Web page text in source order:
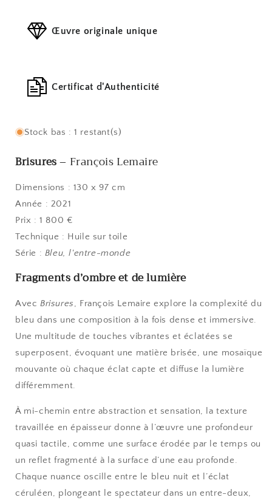
Œuvre originale unique
Certificat d'Authenticité
Stock bas : 1 restant(s)
Brisures– François Lemaire
Dimensions : 130 x 97 cm
Année : 2021
Prix : 1 800 €
Technique : Huile sur toile
Série : Bleu, l'entre-monde
Fragments d’ombre et de lumière
Avec Brisures, François Lemaire explore la complexité du
bleu dans une composition à la fois dense et immersive.
Une multitude de touches vibrantes et éclatées se
superposent, évoquant une matière brisée, une mosaïque
mouvante où chaque éclat capte et diffuse la lumière
différemment.
À mi-chemin entre abstraction et sensation, la texture
travaillée en épaisseur donne à l’œuvre une profondeur
quasi tactile, comme une surface érodée par le temps ou
un reflet fragmenté à la surface d’une eau profonde.
Chaque nuance oscille entre le bleu nuit et l’éclat
céruléen, plongeant le spectateur dans un entre-deux,